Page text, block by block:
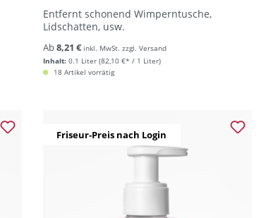
Entfernt schonend Wimperntusche,
Lidschatten, usw.
Inhalt: 0.1 Liter (82,10 €* / 1 Liter)
Ab8,21 € inkl. MwSt. zzgl. Versand
18 Artikel vorrätig
Friseur-Preis nach Login